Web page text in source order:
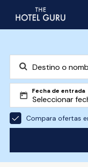
Fecha de entrada
Compara ofertas